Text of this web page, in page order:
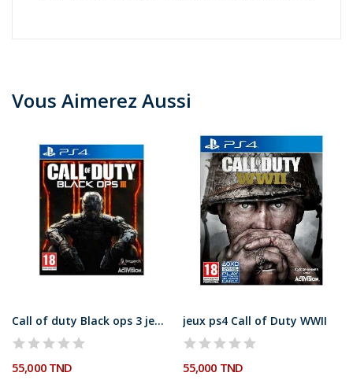
Vous Aimerez Aussi
Call of duty Black ops 3 jeu ps4
55,000 TND
jeux ps4 Call of Duty WWII
55,000 TND